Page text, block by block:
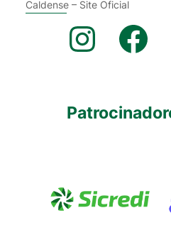
Caldense – Site Oficial
Instagram Facebook